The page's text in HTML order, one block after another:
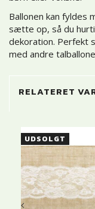
Ballonen kan fyldes
sætte op, så du
dekoration. Perfekt
med andre
RELATERET
UDSOLGT